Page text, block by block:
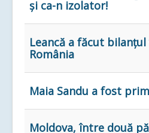
și ca-n izolator!
Leancă a făcut
România
Maia Sandu a fost
Moldova, între două